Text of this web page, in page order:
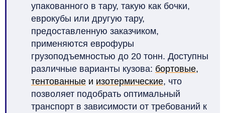
упакованного в тару, такую как бочки,
еврокубы или другую тару,
предоставленную заказчиком,
применяются еврофуры
грузоподъемностью до 20 тонн. Доступны
различные варианты кузова: бортовые,
тентованные и изотермические, что
позволяет подобрать оптимальный
транспорт в зависимости от требований к